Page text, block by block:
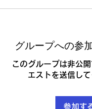
グループへの参
このグループは非公
エストを送信して
参加す